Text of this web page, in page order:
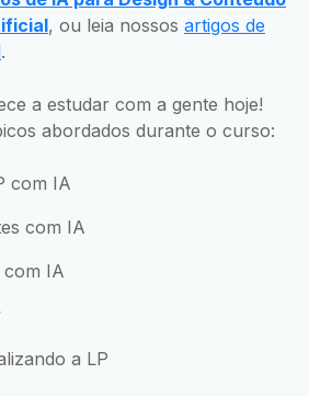
, ou leia nossos artigos de
.
a estudar com a gente hoje!
abordados durante o curso:
com IA
com IA
com IA
a LP